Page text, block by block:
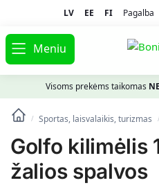
LV EE FI Pagalba
Meniu
Visoms prekėms taikomas
/ Sportas, laisvalaikis, turizmas /
Golfo kilimėlis
žalios spalvos